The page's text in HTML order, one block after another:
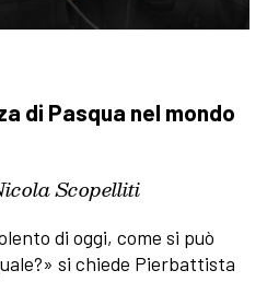
di Pasqua nel mondo
Scopelliti
di oggi, come si può
si chiede Pierbattista